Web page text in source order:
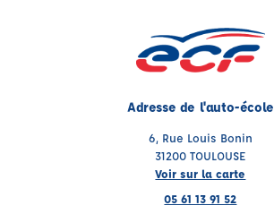
Adresse de l'auto-école
6, Rue Louis Bonin
31200 TOULOUSE
Voir sur la carte
05 61 13 91 52